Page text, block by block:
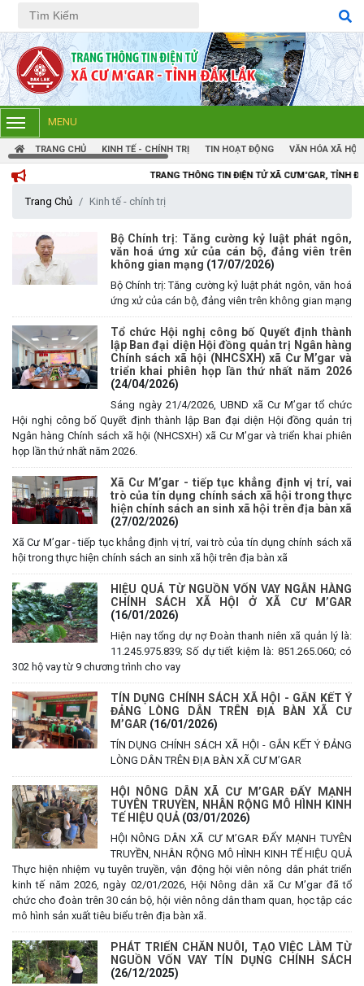
Tiếng Việt Tiếng Anh
MENU
TRANG CHỦ KINH TẾ - CHÍNH TRỊ TIN HOẠT ĐỘNG VĂN HÓA XÃ HỘI
TRANG THÔNG TIN ĐIỆN TỬ XÃ CƯM'GAR, TỈNH ĐẮK LẮK
Trang Chủ Kinh tế - chính trị
Bộ Chính trị: Tăng cường kỷ luật phát ngôn,
văn hoá ứng xử của cán bộ, đảng viên trên
không gian mạng (17/07/2026)
Bộ Chính trị: Tăng cường kỷ luật phát ngôn, văn hoá
ứng xử của cán bộ, đảng viên trên không gian mạng
Tổ chức Hội nghị công bố Quyết định thành
lập Ban đại diện Hội đồng quản trị Ngân hàng
Chính sách xã hội (NHCSXH) xã Cư M’gar và
triển khai phiên họp lần thứ nhất năm 2026
(24/04/2026)
Sáng ngày 21/4/2026, UBND xã Cư M’gar tổ chức
Hội nghị công bố Quyết định thành lập Ban đại diện Hội đồng quản trị
Ngân hàng Chính sách xã hội (NHCSXH) xã Cư M’gar và triển khai phiên
họp lần thứ nhất năm 2026.
Xã Cư M’gar - tiếp tục khẳng định vị trí, vai
trò của tín dụng chính sách xã hội trong thực
hiện chính sách an sinh xã hội trên địa bàn xã
(27/02/2026)
Xã Cư M’gar - tiếp tục khẳng định vị trí, vai trò của tín dụng chính sách xã
hội trong thực hiện chính sách an sinh xã hội trên địa bàn xã
HIỆU QUẢ TỪ NGUỒN VỐN VAY NGÂN HÀNG
CHÍNH SÁCH XÃ HỘI Ở XÃ CƯ M’GAR
(16/01/2026)
Hiện nay tổng dự nợ Đoàn thanh niên xã quản lý là:
11.245.975.839; Số dự tiết kiệm là: 851.265.060; có
302 hộ vay từ 9 chương trình cho vay
TÍN DỤNG CHÍNH SÁCH XÃ HỘI - GẮN KẾT Ý
ĐẢNG LÒNG DÂN TRÊN ĐỊA BÀN XÃ CƯ
M’GAR (16/01/2026)
TÍN DỤNG CHÍNH SÁCH XÃ HỘI - GẮN KẾT Ý ĐẢNG
LÒNG DÂN TRÊN ĐỊA BÀN XÃ CƯ M’GAR
HỘI NÔNG DÂN XÃ CƯ M’GAR ĐẨY MẠNH
TUYÊN TRUYỀN, NHÂN RỘNG MÔ HÌNH KINH
TẾ HIỆU QUẢ (03/01/2026)
HỘI NÔNG DÂN XÃ CƯ M’GAR ĐẨY MẠNH TUYÊN
TRUYỀN, NHÂN RỘNG MÔ HÌNH KINH TẾ HIỆU QUẢ
Thực hiện nhiệm vụ tuyên truyền, vận động hội viên nông dân phát triển
kinh tế năm 2026, ngày 02/01/2026, Hội Nông dân xã Cư M’gar đã tổ
chức cho đoàn trên 30 cán bộ, hội viên nông dân tham quan, học tập các
mô hình sản xuất tiêu biểu trên địa bàn xã.
PHÁT TRIỂN CHĂN NUÔI, TẠO VIỆC LÀM TỪ
NGUỒN VỐN VAY TÍN DỤNG CHÍNH SÁCH
(26/12/2025)